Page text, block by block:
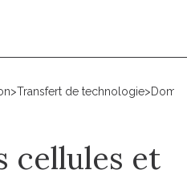
>Transfert de technologie>
cellules et